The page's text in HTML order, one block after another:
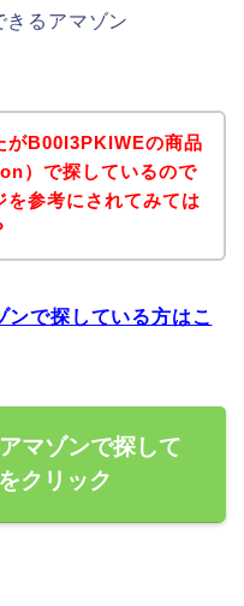
るアマゾン
がB00I3PKIWEの商品
）で探しているので
を参考にされてみては
で探している方はこ
マゾンで探して
クリック